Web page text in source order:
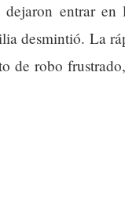
entrar en
desmintió. La
robo